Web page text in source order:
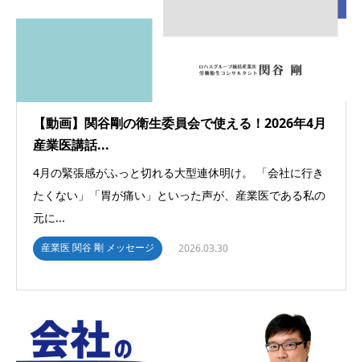
【動画】関谷剛の衛生委員会で使える！2026年4月
産業医講話...
4月の緊張感がふっと切れる大型連休明け。 「会社に行き
たくない」「胃が痛い」といった声が、産業医である私の
元に...
産業医 関谷 剛 メッセージ 2026.03.30